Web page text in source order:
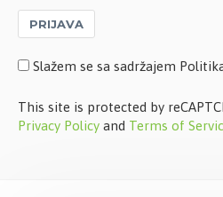
PRIJAVA
Slažem se sa sadržajem
This site is protected by
Privacy Policy and Terms of